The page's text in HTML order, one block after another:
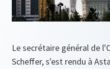
Le secrétaire général de
Scheffer, s'est rendu à